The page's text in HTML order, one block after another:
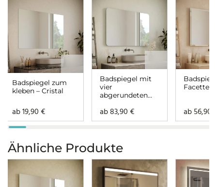
Badspiegel zum
kleben – Cristal
ab19,90€
Badspiegel mit
vier
abgerundeten
ab83,90€
Facette –
ab56,90
Ähnliche Produkte